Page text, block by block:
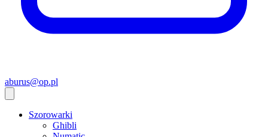
aburus@op.pl
Szorowarki
Ghibli